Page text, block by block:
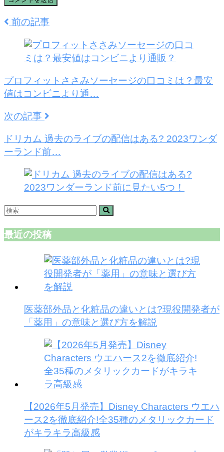
前の記事
プロフィットささみソーセージの口コミは？最安
値はコンビニより通…
次の記事
ドリカム 過去のライブの配信はある? 2023ワンダ
ーランド前…
最近の投稿
医薬部外品と化粧品の違いとは?現役開発者が
「薬用」の意味と選び方を解説
【2026年5月発売】Disney Characters ウエハ
ース2を徹底紹介!全35種のメタリックカード
がキラキラ高級感